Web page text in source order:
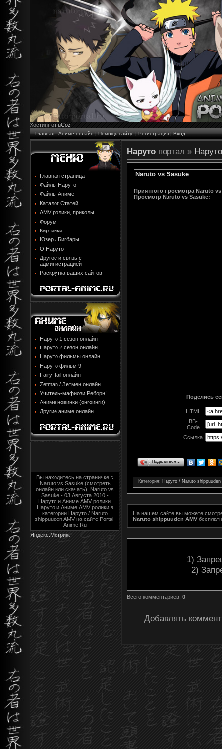
Хостинг от uCoz
Главная|Аниме онлайн|Помощь сайту!|Регистрация|Вход
Главная страница
Файлы Наруто
Файлы Аниме
Каталог Статей
AMV ролики, приколы
Форум
Картинки
Юзер / Бигбары
О Наруто
Другое и связь с
администрацией
Раскрутка ваших сайтов
Наруто 1 сезон онлайн
Наруто 2 сезон онлайн
Наруто фильмы онлайн
Наруто фильм 9
Fairy Tail онлайн
Zetman / Зетмен онлайн
Учитель-мафиози Реборн!
Аниме новинки (онгоинги)
Другие аниме онлайн
Вы находитесь на страничке с
Naruto vs Sasuke (смотреть
онлайн или скачать). Naruto vs
Sasuke - 03 Августа 2010 -
Наруто и Аниме AMV ролики.
Наруто и Аниме AMV ролики в
категории Наруто / Naruto
shippuuden AMV на сайте Portal-
Anime.Ru
Наруто портал »
Naruto vs Sasuke
Приятного просмотра Naruto
Просмотр Naruto vs Sasuke:
Поделись
HTML
BB-
Code
Ссылка
Поделиться…
Категория: Наруто / Naruto shippuuden
На нашем сайте вы можете
Naruto shippuuden AMV
1)
2)
Всего комментариев: 0
Добавлять